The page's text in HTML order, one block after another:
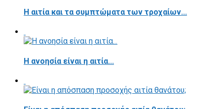
Η αιτία και τα συμπτώματα των τροχαίων...
Η ανοησία είναι η αιτία...